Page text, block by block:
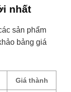
nhất
sản phẩm
bảng giá
Giá thành